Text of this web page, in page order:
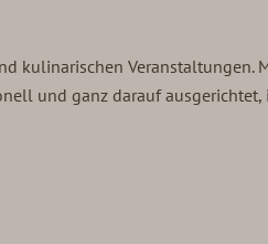
kulinarischen Veranstaltungen.
und ganz darauf ausgerichtet,